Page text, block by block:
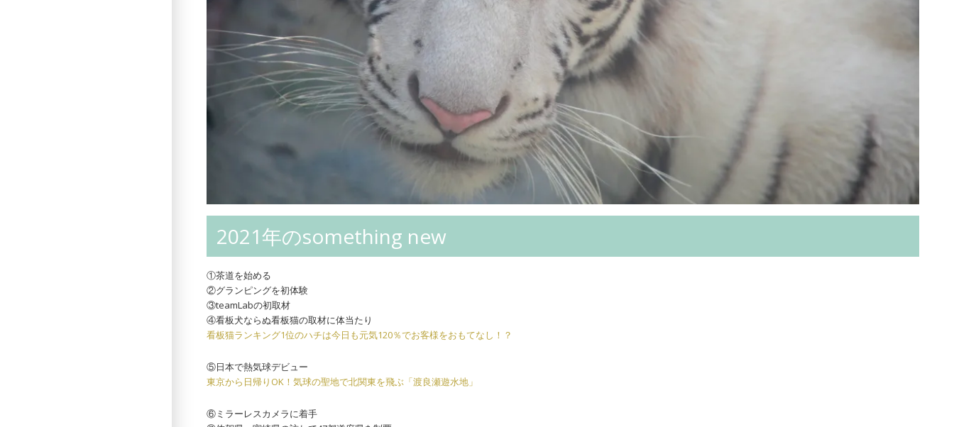
2021年のsomething new
①茶道を始める
②グランピングを初体験
③teamLabの初取材
④看板犬ならぬ看板猫の取材に体当たり
看板猫ランキング1位のハチは今日も元気120％でお客様をおもてなし！？
⑤日本で熱気球デビュー
東京から日帰りOK！気球の聖地で北関東を飛ぶ「渡良瀬遊水地」
⑥ミラーレスカメラに着手